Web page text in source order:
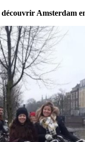
découvrir Amsterdam